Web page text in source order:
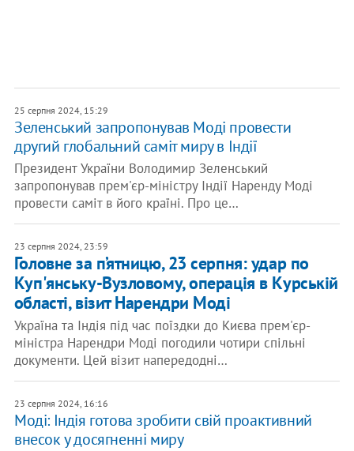
25 серпня 2024, 15:29
Зеленський запропонував Моді провести
другий глобальний саміт миру в Індії
Президент України Володимир Зеленський
запропонував прем'єр-міністру Індії Наренду Моді
провести саміт в його країні. Про це…
23 серпня 2024, 23:59
Головне за п’ятницю, 23 серпня: удар по
Куп'янську-Вузловому, операція в Курській
області, візит Нарендри Моді
Україна та Індія під час поїздки до Києва прем'єр-
міністра Нарендри Моді погодили чотири спільні
документи. Цей візит напередодні…
23 серпня 2024, 16:16
Моді: Індія готова зробити свій проактивний
внесок у досягненні миру